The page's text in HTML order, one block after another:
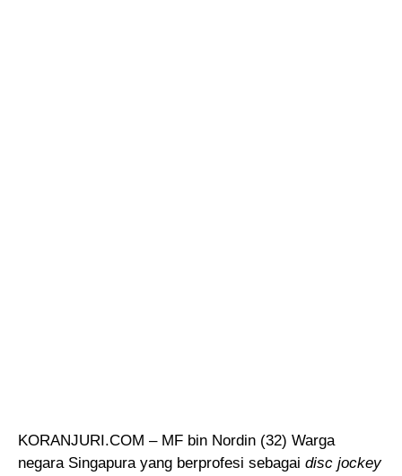
KORANJURI.COM – MF bin Nordin (32) Warga
negara Singapura yang berprofesi sebagai disc jockey